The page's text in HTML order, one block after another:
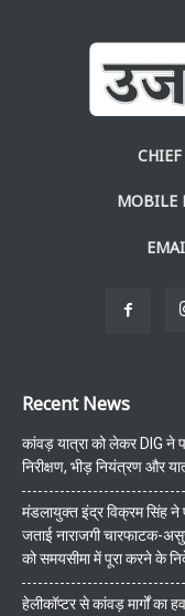
MOBILE
Recent News
कांवड़ यात्रा को लेकर DIG ने
निरीक्षण, भीड़ नियंत्रण और
मंडलायुक्त इंद्र विक्रम सिंह ने
जताई नाराजगी चारफाटक-
को समयसीमा में पूरा करने के
हेलीकॉप्टर से कांवड़ मार्गों का